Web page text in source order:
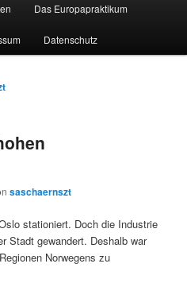
Das Europapraktikum
Datenschutz
saschaernszt
stationiert. Doch die Industrie
Stadt gewandert. Deshalb war
Norwegens zu